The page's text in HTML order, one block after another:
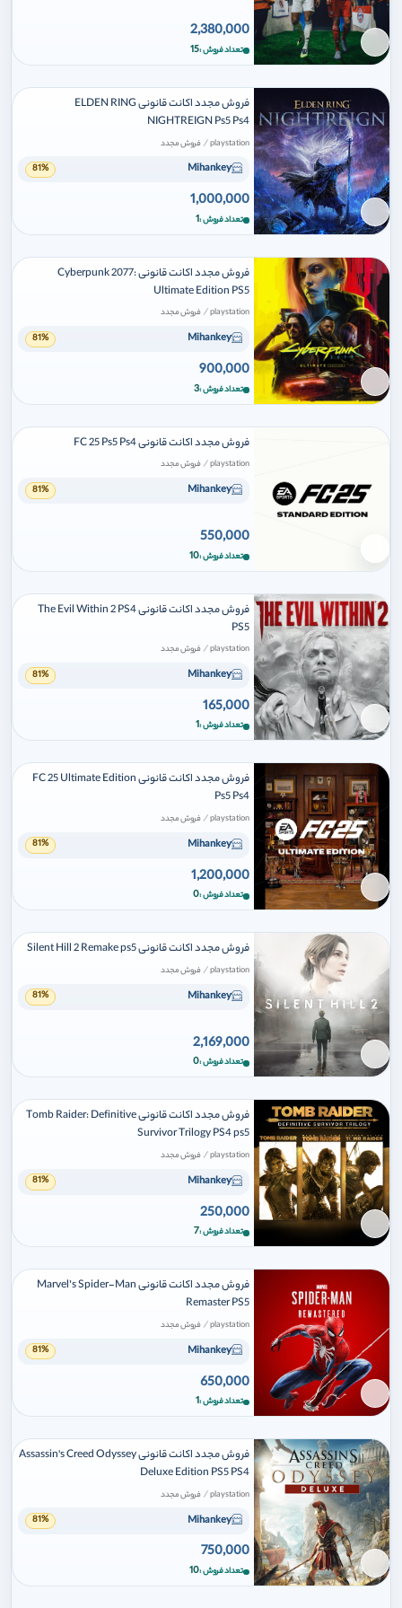
برای افزودن وارد شوید
2,380,000
تعداد فروش 15
برای افزودن وارد شوید
فروش مجدد اکانت قانونی ELDEN RING
NIGHTREIGN Ps5 Ps4
playstation
/ فروش مجدد
Mihankey
81%
1,000,000
تعداد فروش 1
برای افزودن وارد شوید
فروش مجدد اکانت قانونی Cyberpunk 2077:
Ultimate Edition PS5
playstation
/ فروش مجدد
Mihankey
81%
900,000
تعداد فروش 3
برای افزودن وارد شوید
فروش مجدد اکانت قانونی FC 25 Ps5 Ps4
playstation
/ فروش مجدد
Mihankey
81%
550,000
تعداد فروش 10
برای افزودن وارد شوید
فروش مجدد اکانت قانونی The Evil Within 2 PS4
PS5
playstation
/ فروش مجدد
Mihankey
81%
165,000
تعداد فروش 1
برای افزودن وارد شوید
فروش مجدد اکانت قانونی FC 25 Ultimate Edition
Ps5 Ps4
playstation
/ فروش مجدد
Mihankey
81%
1,200,000
تعداد فروش 0
برای افزودن وارد شوید
فروش مجدد اکانت قانونی Silent Hill 2 Remake ps5
playstation
/ فروش مجدد
Mihankey
81%
2,169,000
تعداد فروش 0
برای افزودن وارد شوید
فروش مجدد اکانت قانونی Tomb Raider: Definitive
Survivor Trilogy PS4 ps5
playstation
/ فروش مجدد
Mihankey
81%
250,000
تعداد فروش 7
برای افزودن وارد شوید
فروش مجدد اکانت قانونی Marvel’s Spider-Man
Remaster PS5
playstation
/ فروش مجدد
Mihankey
81%
650,000
تعداد فروش 1
برای افزودن وارد شوید
فروش مجدد اکانت قانونی Assassin's Creed Odyssey
Deluxe Edition PS5 PS4
playstation
/ فروش مجدد
Mihankey
81%
750,000
تعداد فروش 10